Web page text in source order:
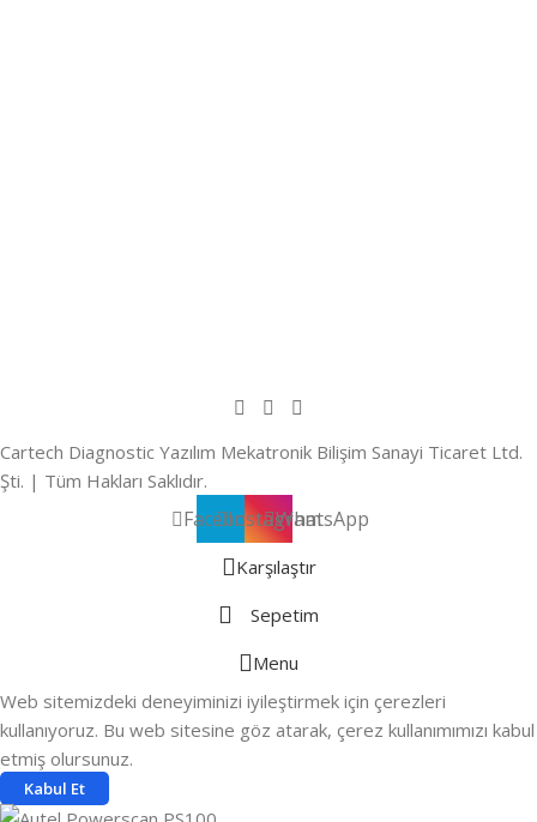
Cartech Diagnostic Yazılım Mekatronik Bilişim Sanayi Ticaret Ltd.
Şti. | Tüm Hakları Saklıdır.
FacebookInstagramWhatsApp
Karşılaştır
Sepetim
Menu
Web sitemizdeki deneyiminizi iyileştirmek için çerezleri
kullanıyoruz. Bu web sitesine göz atarak, çerez kullanımımızı kabul
etmiş olursunuz.
Kabul Et